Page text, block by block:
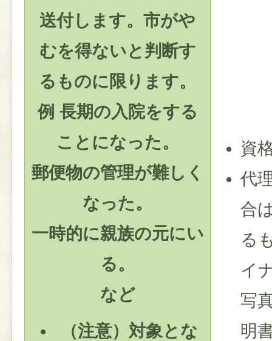
送付します。市がや
むを得ないと判断す
るものに限ります。
例 長期の入院をする
ことになった。
郵便物の管理が難しく
なった。
一時的に親族の元にい
る。
など
（注意）対象とな
資
代
合
る
イ
写
明